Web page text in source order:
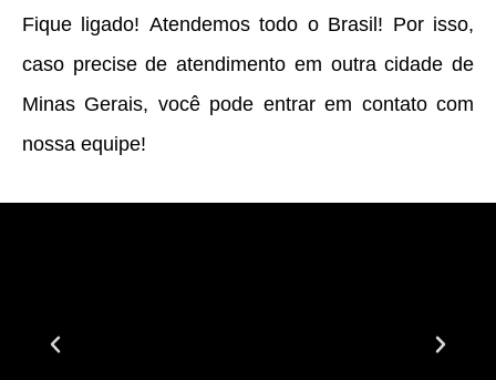
Fique ligado! Atendemos todo o Brasil! Por isso,
caso precise de atendimento em outra cidade de
Minas Gerais, você pode entrar em contato com
nossa equipe!